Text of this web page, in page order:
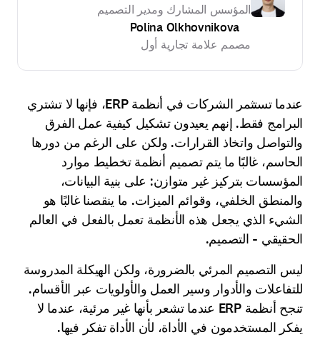
المؤسس المشارك ومدير التصميم
Polina Olkhovnikova
مصمم علامة تجارية أول
عندما تستثمر الشركات في أنظمة ERP، فإنها لا تشتري
البرامج فقط. إنهم يعيدون تشكيل كيفية عمل الفرق
والتواصل واتخاذ القرارات. ولكن على الرغم من دورها
الحاسم، غالبًا ما يتم تصميم أنظمة تخطيط موارد
المؤسسات بتركيز غير متوازن: على بنية البيانات،
والمنطق الخلفي، وقوائم الميزات. ما ينقصنا غالبًا هو
الشيء الذي يجعل هذه الأنظمة تعمل بالفعل في العالم
الحقيقي - التصميم.
ليس التصميم المرئي بالضرورة، ولكن الهيكلة المدروسة
للتفاعلات والأدوار وسير العمل والأولويات عبر الأقسام.
تنجح أنظمة ERP عندما تشعر بأنها غير مرئية، عندما لا
يفكر المستخدمون في الأداة، لأن الأداة تفكر فيها.